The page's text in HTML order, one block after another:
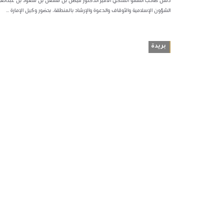
الشؤون الإسلامية والأوقاف والدعوة والإرشاد بالمنطقة، بحضور وكيل الإمارة ...
بريدة